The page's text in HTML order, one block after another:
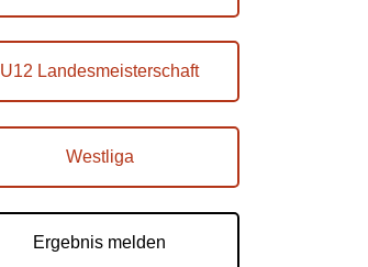
U12 Landesmeisterschaft
Westliga
Ergebnis melden